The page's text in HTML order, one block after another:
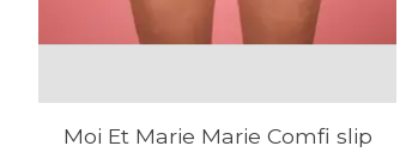
Moi Et Marie Marie Comfi slip